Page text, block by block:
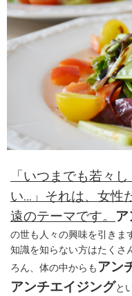
「いつまでも若々
い…」それは、女性
遠のテーマです。
の世も人々の興味を引きま
知識を知らない方はたくさ
ろん、体の中からも アン
アンチエイジングと